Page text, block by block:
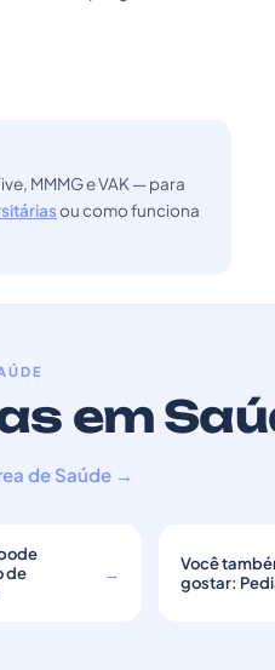
MMMG e VAK — para
ou como funciona
em
de Saúde →
de
→
Você
gostar: